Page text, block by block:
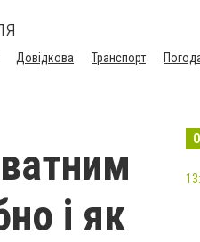
Довідкова Транспорт
і як